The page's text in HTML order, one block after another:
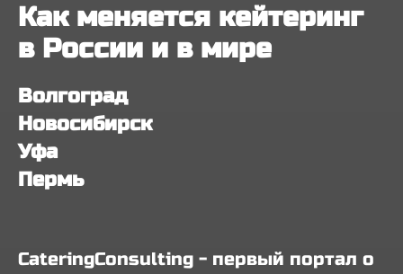
Как меняется кейтеринг
в России и в мире
Волгоград
Новосибирск
Уфа
Пермь
CateringConsulting - первый портал о